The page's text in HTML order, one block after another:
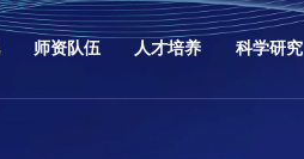
师资队伍 人才培养 科学研究